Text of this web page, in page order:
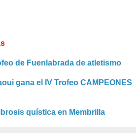
de Fuenlabrada de atletismo
gana el IV Trofeo CAMPEONES
quística en Membrilla